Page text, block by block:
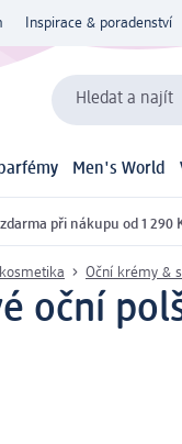
Inspirace & poradenství
Hledat a najít
Men's World
při nákupu od 1 290
Oční krémy &
oční